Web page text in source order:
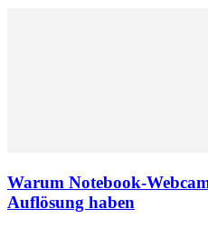
Warum Notebook-
Auflösung haben